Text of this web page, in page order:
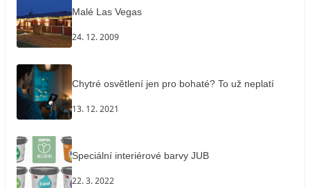
Malé Las Vegas
24. 12. 2009
Chytré osvětlení jen pro bohaté? To už neplatí
13. 12. 2021
Speciální interiérové barvy JUB
22. 3. 2022